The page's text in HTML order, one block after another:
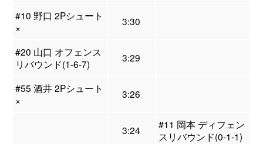
#10 野口 2Pシュート
×
3:30
#20 山口 オフェンス
リバウンド(1-6-7)
3:29
#55 酒井 2Pシュート
×
3:26
3:24
#11 岡本 ディフェン
スリバウンド(0-1-1)